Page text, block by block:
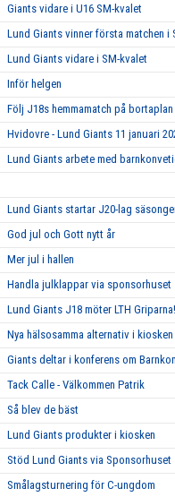
Giants vidare i U16 SM-kvalet
Lund Giants vinner första matchen i
Lund Giants vidare i SM-kvalet
Inför helgen
Följ J18s hemmamatch på
Hvidovre - Lund Giants 11 januari
Lund Giants arbete med
Lund Giants startar J20-lag
God jul och Gott nytt år
Mer jul i hallen
Handla julklappar via sponsorhuset
Lund Giants J18 möter LTH
Nya hälsosamma alternativ i kiosken
Giants deltar i konferens om
Tack Calle - Välkommen Patrik
Så blev de bäst
Lund Giants produkter i kiosken
Stöd Lund Giants via Sponsorhuset
Smålagsturnering för C-ungdom